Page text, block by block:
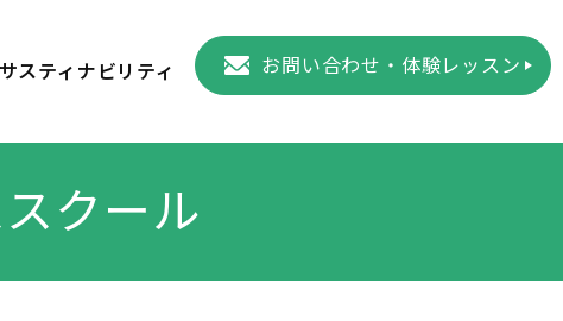
サスティナビリティ お問い合わせ・体験レッスン
クール